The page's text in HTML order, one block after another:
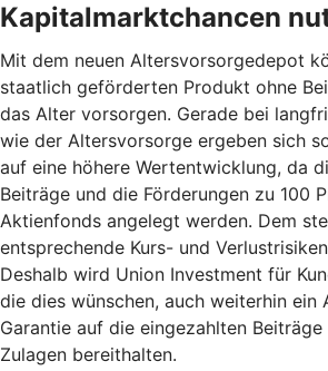
Kapitalmarktchancen
Mit dem neuen Altersvorsorgedepot
staatlich geförderten Produkt ohne
das Alter vorsorgen. Gerade bei
wie der Altersvorsorge ergeben sich
auf eine höhere Wertentwicklung, da
Beiträge und die Förderungen zu 100
Aktienfonds angelegt werden. Dem
entsprechende Kurs- und
Deshalb wird Union Investment für
die dies wünschen, auch weiterhin ein
Garantie auf die eingezahlten
Zulagen bereithalten.